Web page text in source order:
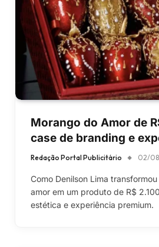
Morango do Amor de
case de branding e
Redação Portal Publicitário 02/
Como Denilson Lima
amor em um produto de R$
estética e experiência premium.